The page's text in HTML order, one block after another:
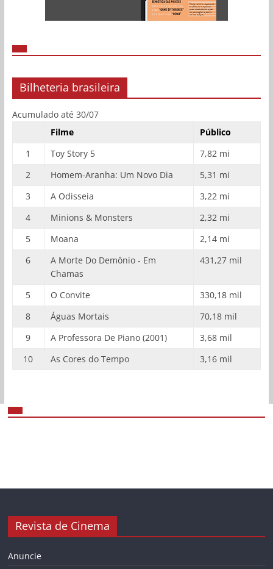
Bilheteria brasileira
Acumulado até 30/07
Filme
Público
1
Toy Story 5
7,82 mi
2
Homem-Aranha: Um Novo Dia
5,31 mi
3
A Odisseia
3,22 mi
4
Minions & Monsters
2,32 mi
5
Moana
2,14 mi
6
A Morte Do Demônio - Em
Chamas
431,27 mil
5 O Convite
330,18 mil
8
Águas Mortais
70,18 mil
9
A Professora De Piano (2001)
3,68 mil
10
As Cores do Tempo 3,16 mil
Revista de Cinema
Anuncie